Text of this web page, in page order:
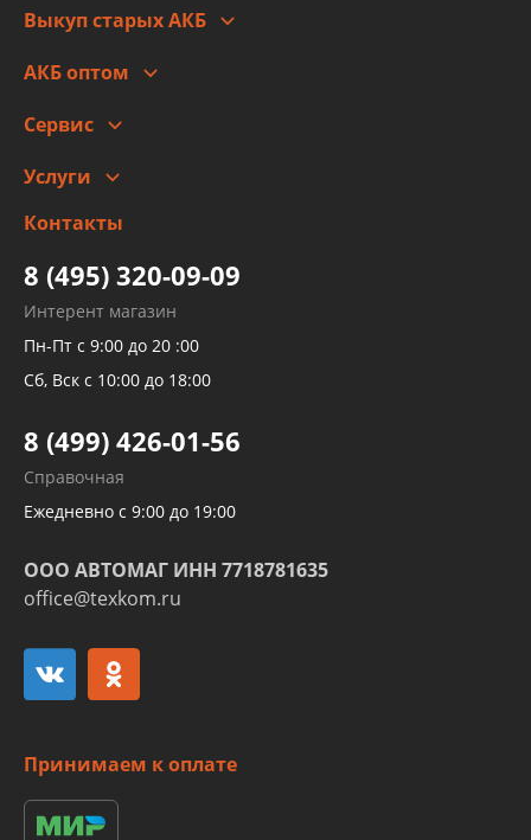
Оплата
Гарантии и возврат
Выкуп старых АКБ
АКБ оптом
Сервис
Заправка кондиционера авто
Детейлинг
Услуги
высокого давления
Тормозных трубок
Рукавов гидроусилителей
Рукавов компрессоров и турбин
Трубок кондиционеров
Развертка пайка медных стальных
алюминиевых трубок и штуцеров
Контакты
8 (495) 320-09-09
Интерент магазин
Пн-Пт с 9:00 до 20 :00
Сб, Вск с 10:00 до 18:00
8 (499) 426-01-56
Справочная
Ежедневно с 9:00 до 19:00
ООО АВТОМАГ ИНН 7718781635
office@texkom.ru
Принимаем к оплате